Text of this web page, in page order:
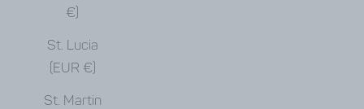
€)
St. Lucia
(EUR €)
St. Martin